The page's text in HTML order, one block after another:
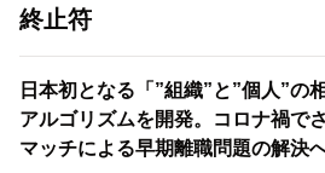
終止符
日本初となる「”組織”と”個人”の
アルゴリズムを開発。コロナ禍で
マッチによる早期離職問題の解決へ